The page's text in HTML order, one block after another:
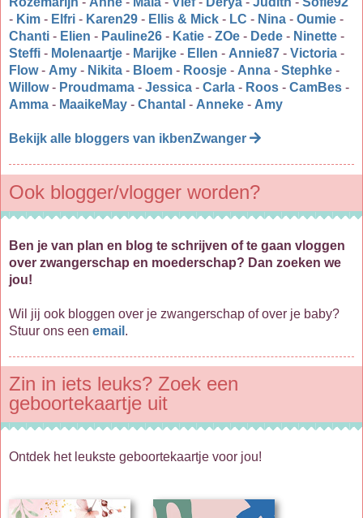
- Kim - Elfri - Karen29 - Ellis & Mick - LC - Nina - Oumie -
Chanti - Elien - Pauline26 - Katie - ZOe - Dede - Ninette -
Steffi - Molenaartje - Marijke - Ellen - Annie87 - Victoria -
Flow- Amy - Nikita - Bloem - Roosje - Anna - Stephke -
Willow- Proudmama - Jessica - Carla - Roos - CamBes -
Amma - MaaikeMay - Chantal - Anneke - Amy
Bekijk alle bloggers van ikbenZwanger
Ook blogger/vlogger worden?
Ben je van plan en blog te schrijven of te gaan vloggen
over zwangerschap en moederschap? Dan zoeken we
jou!
Wil jij ook bloggen over je zwangerschap of over je baby?
Stuur ons een email .
Zin in iets leuks? Zoek een
geboortekaartje uit
Ontdek het leukste geboortekaartje voor jou!